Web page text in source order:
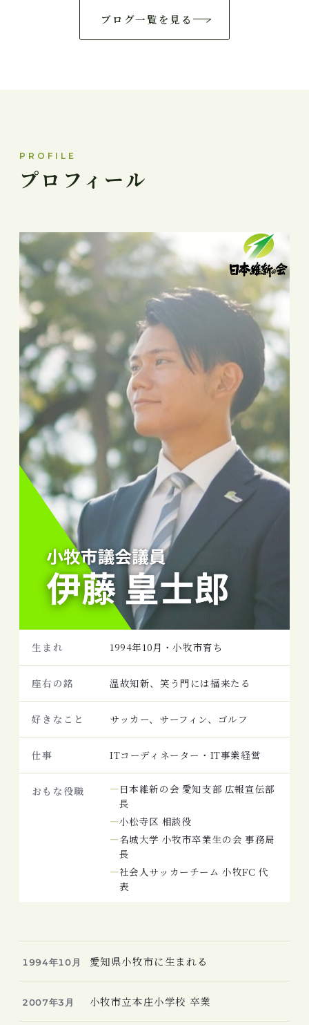
ブログ一覧を見る
PROFILE
プロフィール
生まれ 1994年10月・小牧市育ち
座右の銘 温故知新、笑う門には福来たる
好きなこと サッカー、サーフィン、ゴルフ
仕事 ITコーディネーター・IT事業経営
おもな役職
日本維新の会 愛知支部 広報宣伝部
長
小松寺区 相談役
名城大学 小牧市卒業生の会 事務局
長
社会人サッカーチーム 小牧FC 代
表
1994年10月 愛知県小牧市に生まれる
2007年3月 小牧市立本庄小学校 卒業